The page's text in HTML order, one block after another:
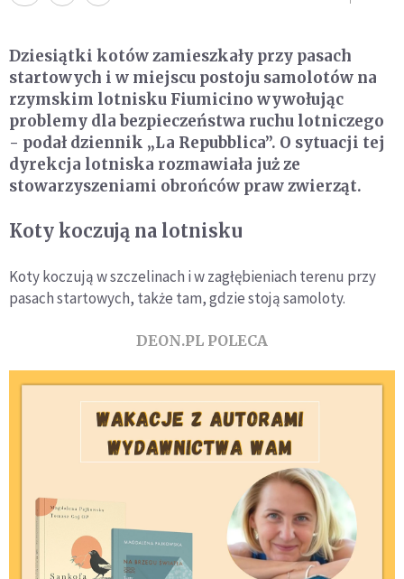
Dziesiątki kotów zamieszkały przy pasach
startowych i w miejscu postoju samolotów na
rzymskim lotnisku Fiumicino wywołując
problemy dla bezpieczeństwa ruchu lotniczego
- podał dziennik „La Repubblica”. O sytuacji tej
dyrekcja lotniska rozmawiała już ze
stowarzyszeniami obrońców praw zwierząt.
Koty koczują na lotnisku
Koty koczują w szczelinach i w zagłębieniach terenu przy
pasach startowych, także tam, gdzie stoją samoloty.
DEON.PL POLECA